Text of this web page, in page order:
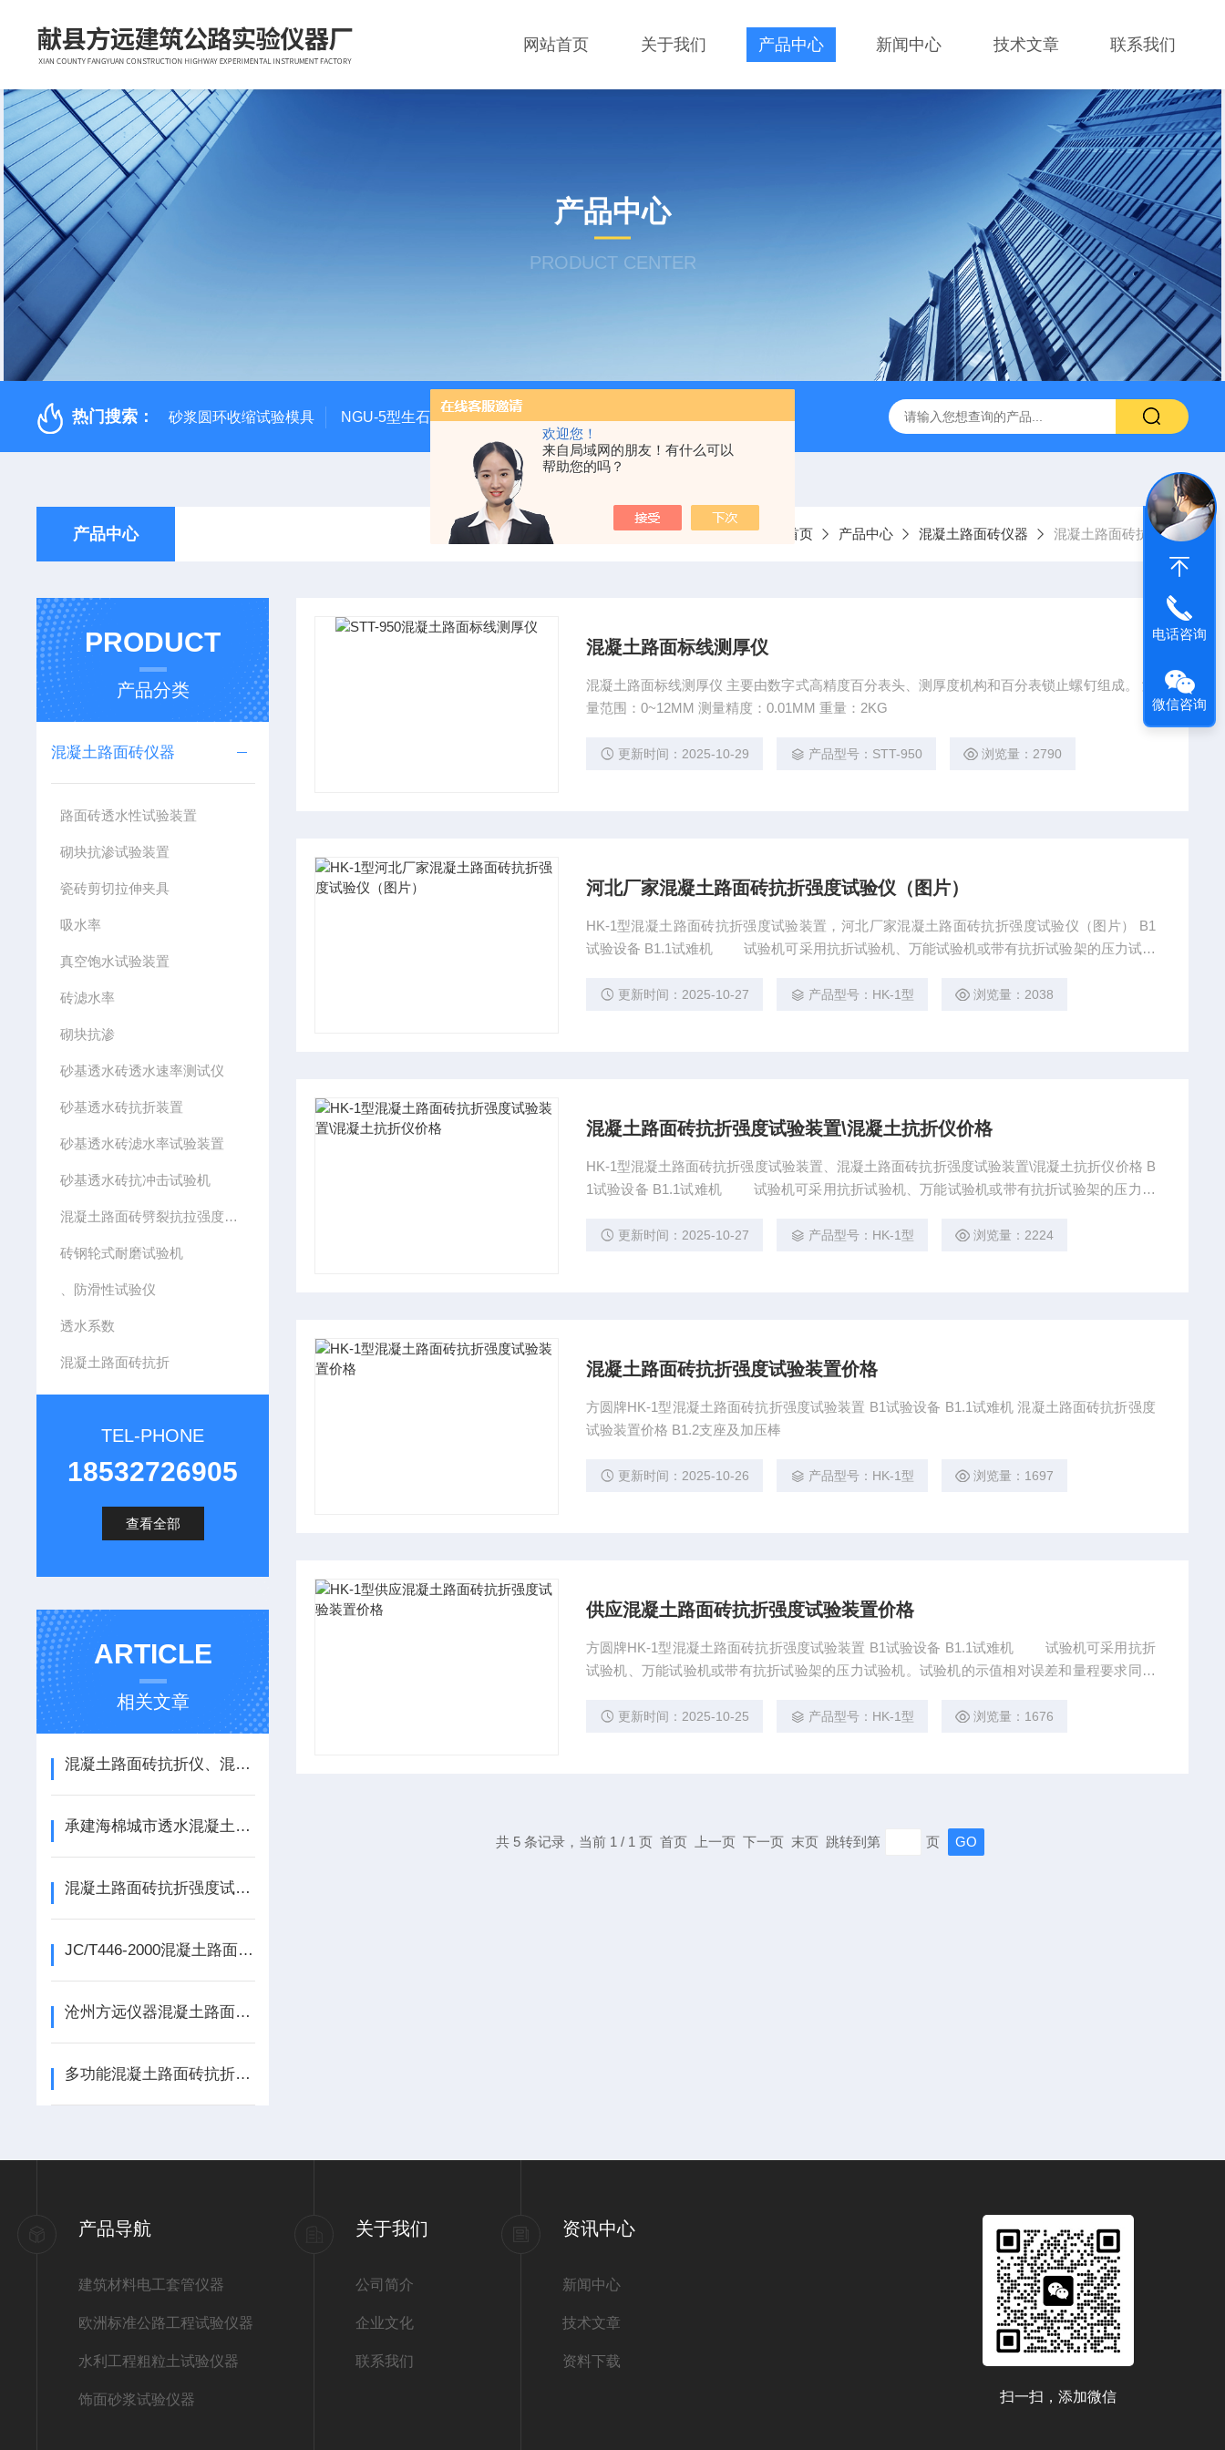
欢迎您！
来自局域网的朋友！有什么可以
帮助您的吗？
网站首页 关于我们 产品中心 新闻中心 技术文章 联系我们
产品中心
PRODUCT CENTER
热门搜索： 砂浆圆环收缩试验模具 NGU-5型生石灰消化器（保温带盖消化器） *GB/T 50080-2016标准普通混凝土泌水率试验容量筒试验方法 生石灰浆渣测定仪
产品中心 当前位置： 首页 产品中心 混凝土路面砖仪器 混凝土路面砖抗折
PRODUCT
产品分类
混凝土路面砖仪器
路面砖透水性试验装置
砌块抗渗试验装置
瓷砖剪切拉伸夹具
吸水率
真空饱水试验装置
砖滤水率
砌块抗渗
砂基透水砖透水速率测试仪
砂基透水砖抗折装置
砂基透水砖滤水率试验装置
砂基透水砖抗冲击试验机
混凝土路面砖劈裂抗拉强度试验装置（夹具）
砖钢轮式耐磨试验机
、防滑性试验仪
透水系数
混凝土路面砖抗折
TEL-PHONE
18532726905
查看全部
ARTICLE
相关文章
混凝土路面砖抗折仪、混凝土抗折装置说明
承建海棉城市透水混凝土路面砖试验仪器实验室
混凝土路面砖抗折强度试验装置使用与操作
JC/T446-2000混凝土路面砖抗折装置满足这些标准才算是合格
沧州方远仪器混凝土路面砖抗折强度试验装置
多功能混凝土路面砖抗折，抗劈裂试验夹具
混凝土路面标线测厚仪
混凝土路面标线测厚仪 主要由数字式高精度百分表头、测厚度机构和百分表锁止螺钉组成。 测
量范围：0~12MM 测量精度：0.01MM 重量：2KG
更新时间：2025-10-29 产品型号：STT-950 浏览量：2790
河北厂家混凝土路面砖抗折强度试验仪（图片）
HK-1型混凝土路面砖抗折强度试验装置，河北厂家混凝土路面砖抗折强度试验仪（图片） B1
试验设备 B1.1试难机 试验机可采用抗折试验机、万能试验机或带有抗折试验架的压力试验
更新时间：2025-10-27 产品型号：HK-1型 浏览量：2038
混凝土路面砖抗折强度试验装置\混凝土抗折仪价格
HK-1型混凝土路面砖抗折强度试验装置、混凝土路面砖抗折强度试验装置\混凝土抗折仪价格 B
1试验设备 B1.1试难机 试验机可采用抗折试验机、万能试验机或带有抗折试验架的压力试
更新时间：2025-10-27 产品型号：HK-1型 浏览量：2224
混凝土路面砖抗折强度试验装置价格
方圆牌HK-1型混凝土路面砖抗折强度试验装置 B1试验设备 B1.1试难机 混凝土路面砖抗折强度
试验装置价格 B1.2支座及加压棒
更新时间：2025-10-26 产品型号：HK-1型 浏览量：1697
供应混凝土路面砖抗折强度试验装置价格
方圆牌HK-1型混凝土路面砖抗折强度试验装置 B1试验设备 B1.1试难机 试验机可采用抗折
试验机、万能试验机或带有抗折试验架的压力试验机。试验机的示值相对误差和量程要求同本
质，其中一个支承棒应能滚动并可自由调整水平。 B2试件 供应混凝土路面砖抗折强度试验装
更新时间：2025-10-25 产品型号：HK-1型 浏览量：1676
共 5 条记录，当前 1 / 1 页 首页 上一页 下一页 末页 跳转到第 页
产品导航
建筑材料电工套管仪器
欧洲标准公路工程试验仪器
水利工程粗粒土试验仪器
饰面砂浆试验仪器
关于我们
公司简介
企业文化
联系我们
资讯中心
新闻中心
技术文章
资料下载
扫一扫，添加微信
电话咨询
微信咨询